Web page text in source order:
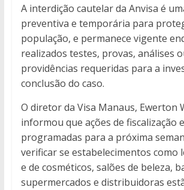
A interdição cautelar da Anvisa é
preventiva e temporária para
população, e permanece vigente
realizados testes, provas, análises
providências requeridas para a
conclusão do caso.
O diretor da Visa Manaus, Ewerton
informou que ações de fiscalização
programadas para a próxima
verificar se estabelecimentos como
e de cosméticos, salões de beleza,
supermercados e distribuidoras